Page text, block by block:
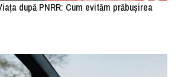
după PNRR: Cum evităm prăbușirea